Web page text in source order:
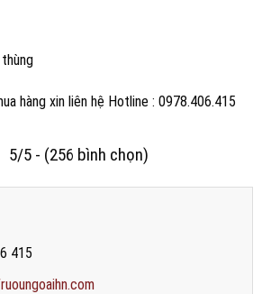
hàng xin liên hệ Hotline : 0978.406.415
5/5 - (256 bình chọn)
415